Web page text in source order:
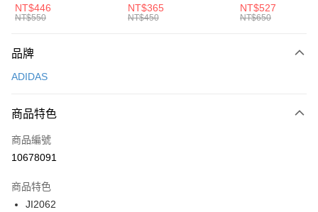
元大商業銀行
台灣樂天信用卡公司
AFTEE先享後付
【關於「AFTEE先享後付」】
便利好安心！
３．安心：先確認商品／服務後，再付款。
【「AFTEE先享後付」結帳流程】
１．於結帳方式選擇「AFTEE先享後付」後，將跳轉至「AFTEE先享後付」
２．訂單成立數日內，您將收到繳費通知簡訊。
３．收到繳費通知簡訊後14天內，點擊此簡訊中的連結，可透過四大超商／
ATM／網路銀行／等多元方式進行付款，方視為交易完成。
運送方式
每筆NT$100，滿NT$1,500(含以上)免運費
宅配
每筆NT$100，滿NT$1,500(含以上)免運費
付款後門市自取
每筆NT$100，滿NT$1,500(含以上)免運費
中統襪 FZ3393100
NT$446
NT$550
EMBRDY 男女 短統襪
FZ3073133
NT$365
NT$450
BA5871010
NT$527
NT$650
品牌
ADIDAS
商品特色
商品編號
10678091
商品特色
JI2062